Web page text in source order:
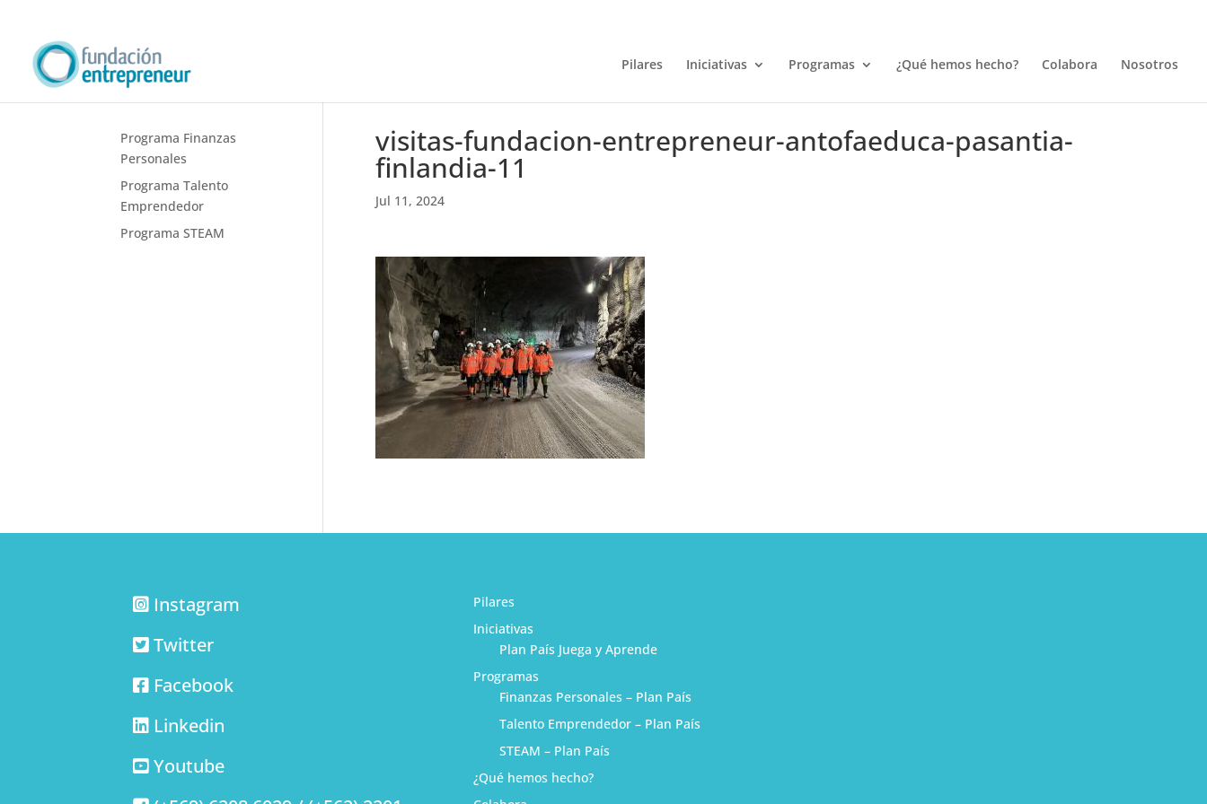
Pilares Iniciativas Programas ¿Qué hemos hecho? Colabora Nosotros
visitas-fundacion-entrepreneur-antofaeduca-pasantia-
finlandia-11
Jul 11, 2024
Programa Finanzas
Personales
Programa Talento
Emprendedor
Programa STEAM
Instagram
Twitter
Facebook
Linkedin
Youtube
Pilares
Iniciativas
Plan País Juega y Aprende
Programas
Finanzas Personales – Plan País
Talento Emprendedor – Plan País
STEAM – Plan País
¿Qué hemos hecho?